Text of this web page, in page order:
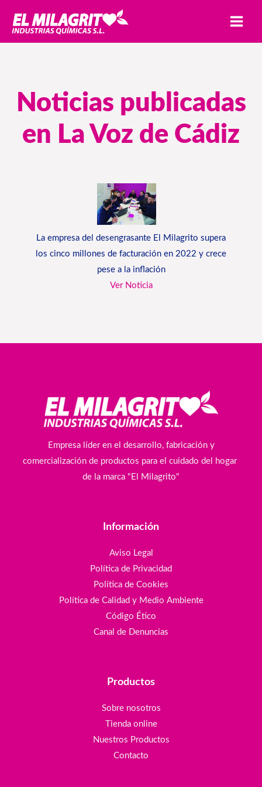
Noticias publicadas
en La Voz de Cádiz
La empresa del desengrasante El Milagrito supera
los cinco millones de facturación en 2022 y crece
pese a la inflación
Ver Noticia
Empresa líder en el desarrollo, fabricación y
comercialización de productos para el cuidado del hogar
de la marca "El Milagrito"
Información
Aviso Legal
Política de Privacidad
Política de Cookies
Política de Calidad y Medio Ambiente
Código Ético
Canal de Denuncias
Productos
Sobre nosotros
Tienda online
Nuestros Productos
Contacto